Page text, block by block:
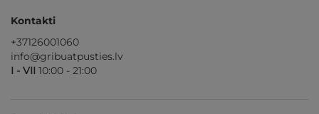
Kontakti
+37126001060
info@gribuatpusties.lv
I - VII 10:00 - 21:00